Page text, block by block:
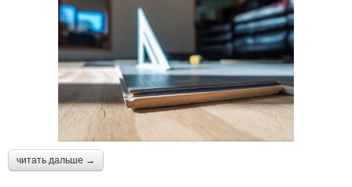
читать дальше →